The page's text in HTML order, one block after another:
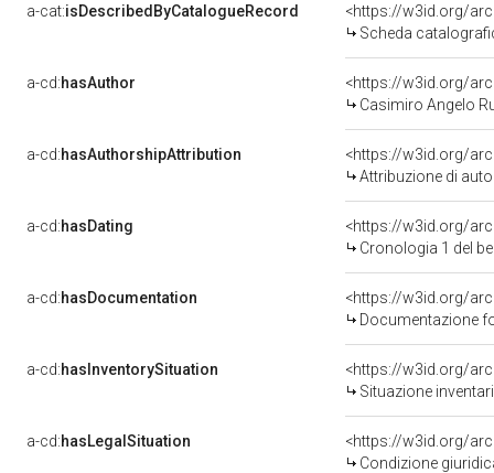
a-cat:isDescribedByCatalogueRecord
<https://w3id.org/
Scheda
a-cd:hasAuthor
<https://w3id.org/
Casimiro Angelo
a-cd:hasAuthorshipAttribution
<https://w3id.org/
Attribuzione di
a-cd:hasDating
<https://w3id.org/
Cronologia 1 del
a-cd:hasDocumentation
Documentazione
a-cd:hasInventorySituation
<https://w3id.org/
Situazione
a-cd:hasLegalSituation
<https://w3id.org/
Condizione